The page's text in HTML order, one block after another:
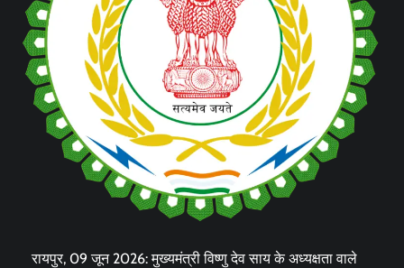
रायपुर, 09 जून 2026: मुख्यमंत्री विष्णु देव साय के अध्यक्षता वाले